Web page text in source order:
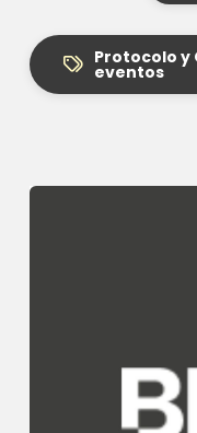
Protocolo y
eventos